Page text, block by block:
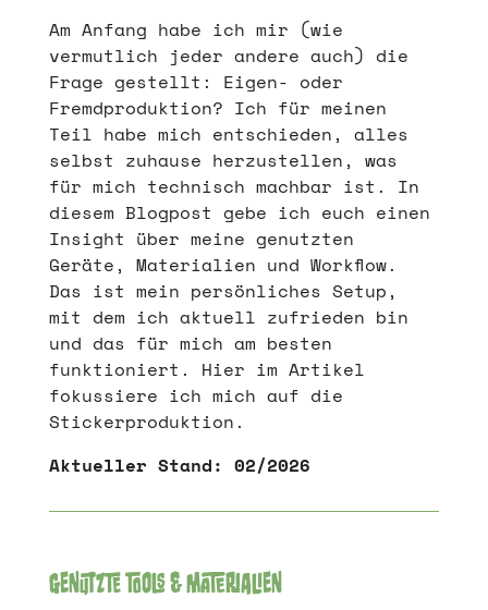
Am Anfang habe ich mir (wie
vermutlich jeder andere auch) die
Frage gestellt: Eigen- oder
Fremdproduktion? Ich für meinen
Teil habe mich entschieden, alles
selbst zuhause herzustellen, was
für mich technisch machbar ist. In
diesem Blogpost gebe ich euch einen
Insight über meine genutzten
Geräte, Materialien und Workflow.
Das ist mein persönliches Setup,
mit dem ich aktuell zufrieden bin
und das für mich am besten
funktioniert. Hier im Artikel
fokussiere ich mich auf die
Stickerproduktion.
Aktueller Stand: 02/2026
Genutzte Tools & Materialien